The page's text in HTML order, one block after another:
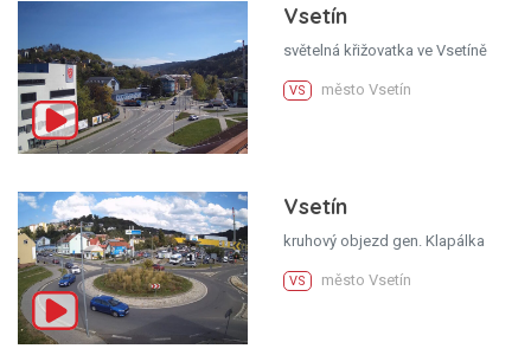
Vsetín
světelná křižovatka ve Vsetíně
VS město Vsetín
Vsetín
kruhový objezd gen. Klapálka
VS město Vsetín